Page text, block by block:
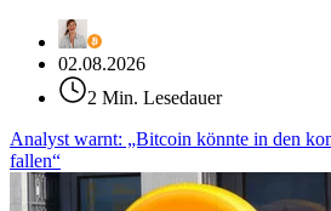
02.08.2026
2 Min. Lesedauer
Analyst warnt: „Bitcoin könnte in den
fallen“